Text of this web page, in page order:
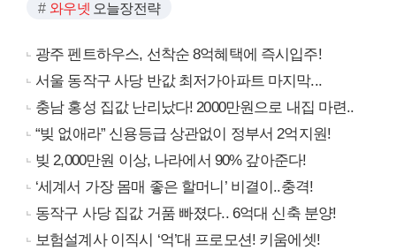
와우넷 오늘장전략
광주 펜트하우스, 선착순 8억혜택에 즉시입주!
서울 동작구 사당 반값 최저가아파트 마지막...
충남 홍성 집값 난리났다! 2000만원으로 내집 마련..
“빚 없애라” 신용등급 상관없이 정부서 2억지원!
빚 2,000만원 이상, 나라에서 90% 갚아준다!
‘세계서 가장 몸매 좋은 할머니’ 비결이..충격!
동작구 사당 집값 거품 빠졌다.. 6억대 신축 분양!
보험설계사 이직시 ‘억’대 프로모션! 키움에셋!